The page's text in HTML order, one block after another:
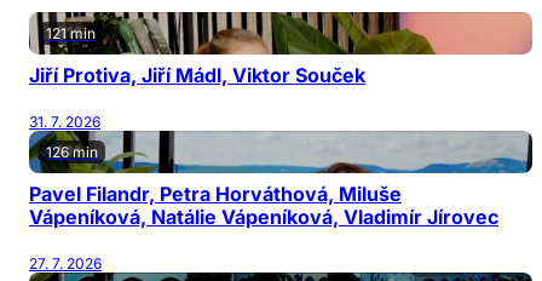
121 min
Jiří Protiva, Jiří Mádl, Viktor Souček
31. 7. 2026
126 min
Pavel Filandr, Petra Horváthová, Miluše
Vápeníková, Natálie Vápeníková, Vladimír Jírovec
27. 7. 2026